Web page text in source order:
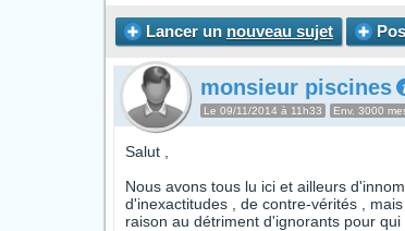
Lancer un nouveau sujet
monsieur piscines
Le 09/11/2014 à 11h33 Env. 3000
Salut ,
Nous avons tous lu ici et ailleurs
d'inexactitudes , de contre-vérités ,
raison au détriment d'ignorants pour